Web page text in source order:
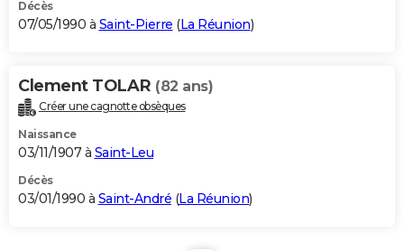
Décès
07/05/1990 à Saint-Pierre (La Réunion)
Clement TOLAR (82 ans)
Créer une cagnotte obsèques
Naissance
03/11/1907 à Saint-Leu
Décès
03/01/1990 à Saint-André (La Réunion)